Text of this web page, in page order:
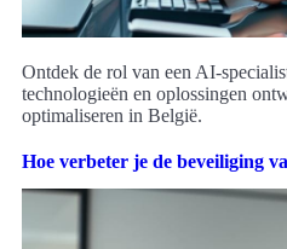
Ontdek de rol van een AI-
technologieën en oplossingen
optimaliseren in België.
Hoe verbeter je de beveiliging